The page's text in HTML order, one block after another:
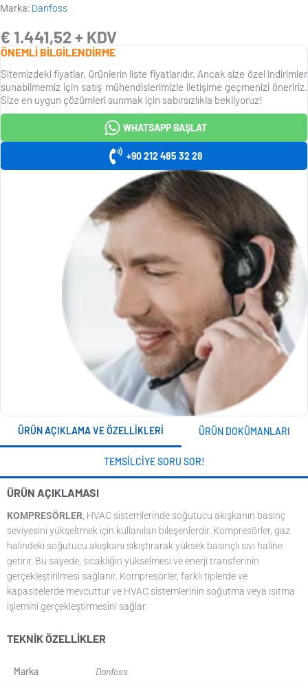
Marka: Danfoss
€ 1.441,52+ KDV
ÖNEMLİ BİLGİLENDİRME
Sitemizdeki fiyatlar, ürünlerin liste fiyatlarıdır. Ancak size özel indirimler
sunabilmemiz için satış mühendislerimizle iletişime geçmenizi öneririz.
Size en uygun çözümleri sunmak için sabırsızlıkla bekliyoruz!
WHATSAPP BAŞLAT
+90 212 485 32 28
ÜRÜN AÇIKLAMA VE ÖZELLIKLERI ÜRÜN DOKÜMANLARI
TEMSILCIYE SORU SOR!
ÜRÜN AÇIKLAMASI
KOMPRESÖRLER , HVAC sistemlerinde soğutucu akışkanın basınç
seviyesini yükseltmek için kullanılan bileşenlerdir. Kompresörler, gaz
halindeki soğutucu akışkanı sıkıştırarak yüksek basınçlı sıvı haline
getirir. Bu sayede, sıcaklığın yükselmesi ve enerji transferinin
gerçekleştirilmesi sağlanır. Kompresörler, farklı tiplerde ve
kapasitelerde mevcuttur ve HVAC sistemlerinin soğutma veya ısıtma
işlemini gerçekleştirmesini sağlar.
TEKNIK ÖZELLIKLER
Marka Danfoss